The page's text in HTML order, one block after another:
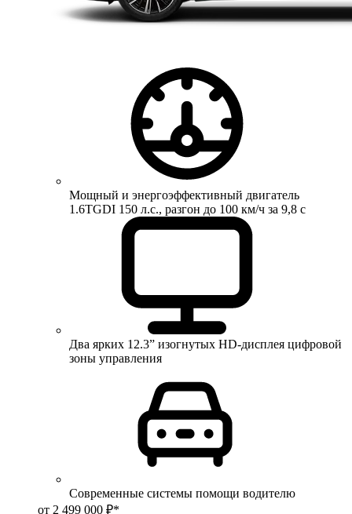
Мощный и энергоэффективный двигатель
1.6TGDI 150 л.с., разгон до 100 км/ч за 9,8 с
Два ярких 12.3” изогнутых HD-дисплея цифровой
зоны управления
Современные системы помощи водителю
от 2 499 000 ₽*